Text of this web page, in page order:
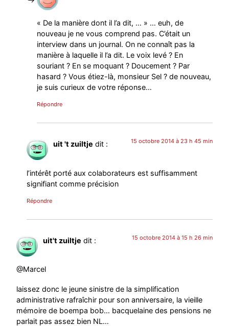
« De la manière dont il l’a dit, … » … euh, de
nouveau je ne vous comprend pas. C’était un
interview dans un journal. On ne connaît pas la
manière à laquelle il l’a dit. Le voix levé ? En
souriant ? En se moquant ? Doucement ? Par
hasard ? Vous étiez-là, monsieur Sel ? de nouveau,
je suis curieux de votre réponse…
Répondre
uit 't zuiltje dit : 15 octobre 2014 à 23 h 45 min
l’intérêt porté aux colaborateurs est suffisamment
signifiant comme précision
Répondre
uit't zuiltje dit : 15 octobre 2014 à 15 h 26 min
@Marcel
laissez donc le jeune sinistre de la simplification
administrative rafraîchir pour son anniversaire, la vieille
mémoire de boempa bob… bacquelaine des pensions ne
parlait pas assez bien NL…